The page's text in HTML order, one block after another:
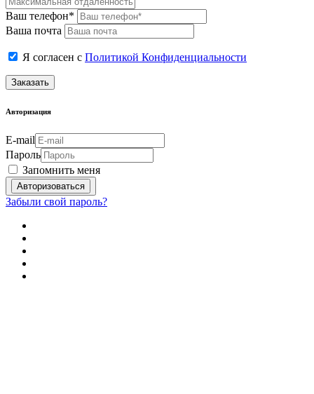
Ваш телефон*
Ваша почта
Я согласен с Политикой Конфиденциальности
Заказать
Авторизация
E-mail
Пароль
Запомнить меня
Забыли свой пароль?